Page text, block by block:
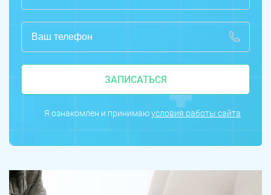
ЗАПИСАТЬСЯ
Я ознакомлен и принимаюусловия работы сайта